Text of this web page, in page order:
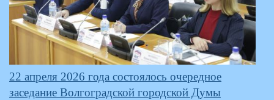
22 апреля 2026 года состоялось очередное
заседание Волгоградской городской Думы